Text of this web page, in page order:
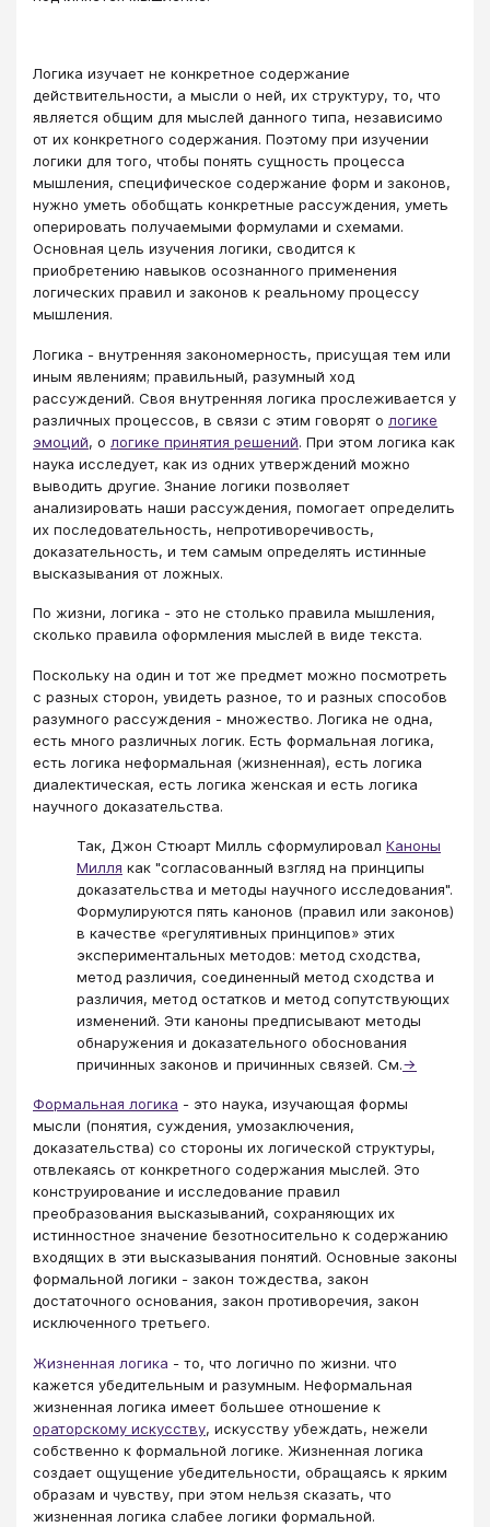
Логика изучает не конкретное содержание
действительности, а мысли о ней, их структуру, то, что
является общим для мыслей данного типа, независимо
от их конкретного содержания. Поэтому при изучении
логики для того, чтобы понять сущность процесса
мышления, специфическое содержание форм и законов,
нужно уметь обобщать конкретные рассуждения, уметь
оперировать получаемыми формулами и схемами.
Основная цель изучения логики, сводится к
приобретению навыков осознанного применения
логических правил и законов к реальному процессу
мышления.
Логика - внутренняя закономерность, присущая тем или
иным явлениям; правильный, разумный ход
рассуждений. Своя внутренняя логика прослеживается у
различных процессов, в связи с этим говорят о логике
эмоций, о логике принятия решений. При этом логика как
наука исследует, как из одних утверждений можно
выводить другие. Знание логики позволяет
анализировать наши рассуждения, помогает определить
их последовательность, непротиворечивость,
доказательность, и тем самым определять истинные
высказывания от ложных.
По жизни, логика - это не столько правила мышления,
сколько правила оформления мыслей в виде текста.
Поскольку на один и тот же предмет можно посмотреть
с разных сторон, увидеть разное, то и разных способов
разумного рассуждения - множество. Логика не одна,
есть много различных логик. Есть формальная логика,
есть логика неформальная (жизненная), есть логика
диалектическая, есть логика женская и есть логика
научного доказательства.
Так, Джон Стюарт Милль сформулировал Каноны
Милля как "согласованный взгляд на принципы
доказательства и методы научного исследования".
Формулируются пять канонов (правил или законов)
в качестве «регулятивных принципов» этих
экспериментальных методов: метод сходства,
метод различия, соединенный метод сходства и
различия, метод остатков и метод сопутствующих
изменений. Эти каноны предписывают методы
обнаружения и доказательного обоснования
причинных законов и причинных связей. См.→
Формальная логика - это наука, изучающая формы
мысли (понятия, суждения, умозаключения,
доказательства) со стороны их логической структуры,
отвлекаясь от конкретного содержания мыслей. Это
конструирование и исследование правил
преобразования высказываний, сохраняющих их
истинностное значение безотносительно к содержанию
входящих в эти высказывания понятий. Основные законы
формальной логики - закон тождества, закон
достаточного основания, закон противоречия, закон
исключенного третьего.
Жизненная логика - то, что логично по жизни. что
кажется убедительным и разумным. Неформальная
жизненная логика имеет большее отношение к
ораторскому искусству, искусству убеждать, нежели
собственно к формальной логике. Жизненная логика
создает ощущение убедительности, обращаясь к ярким
образам и чувству, при этом нельзя сказать, что
жизненная логика слабее логики формальной.